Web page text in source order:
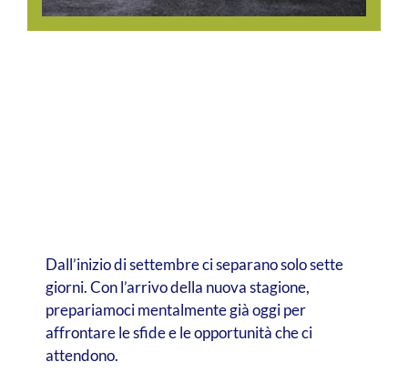
Dall’inizio di settembre ci separano solo sette
giorni. Con l’arrivo della nuova stagione,
prepariamoci mentalmente già oggi per
affrontare le sfide e le opportunità che ci
attendono.